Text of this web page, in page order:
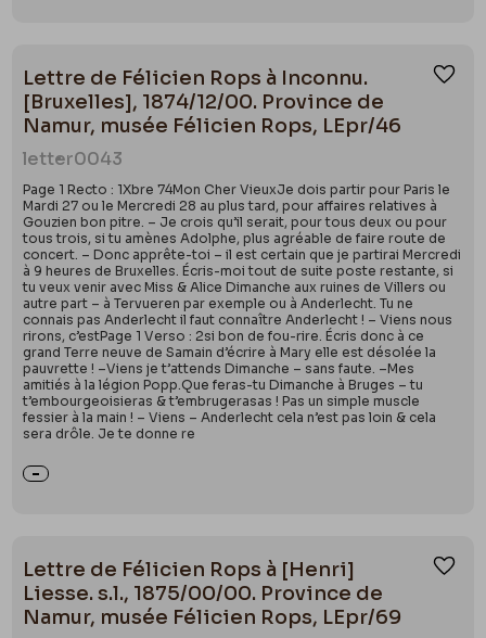
Lettre de Félicien Rops à Inconnu.
[Bruxelles], 1874/12/00. Province de
Namur, musée Félicien Rops, LEpr/46
letter0043
Page 1 Recto : 1Xbre 74Mon Cher VieuxJe dois partir pour Paris le
Mardi 27 ou le Mercredi 28 au plus tard, pour affaires relatives à
Gouzien bon pitre. – Je crois qu’il serait, pour tous deux ou pour
tous trois, si tu amènes Adolphe, plus agréable de faire route de
concert. – Donc apprête-toi – il est certain que je partirai Mercredi
à 9 heures de Bruxelles. Écris-moi tout de suite poste restante, si
tu veux venir avec Miss & Alice Dimanche aux ruines de Villers ou
autre part – à Tervueren par exemple ou à Anderlecht. Tu ne
connais pas Anderlecht il faut connaître Anderlecht ! – Viens nous
rirons, c’estPage 1 Verso : 2si bon de fou-rire. Écris donc à ce
grand Terre neuve de Samain d’écrire à Mary elle est désolée la
pauvrette ! –Viens je t’attends Dimanche – sans faute. –Mes
amitiés à la légion Popp.Que feras-tu Dimanche à Bruges – tu
t’embourgeoisieras & t’embrugerasas ! Pas un simple muscle
fessier à la main ! – Viens – Anderlecht cela n’est pas loin & cela
sera drôle. Je te donne re
Lettre de Félicien Rops à [Henri]
Liesse. s.l., 1875/00/00. Province de
Namur, musée Félicien Rops, LEpr/69